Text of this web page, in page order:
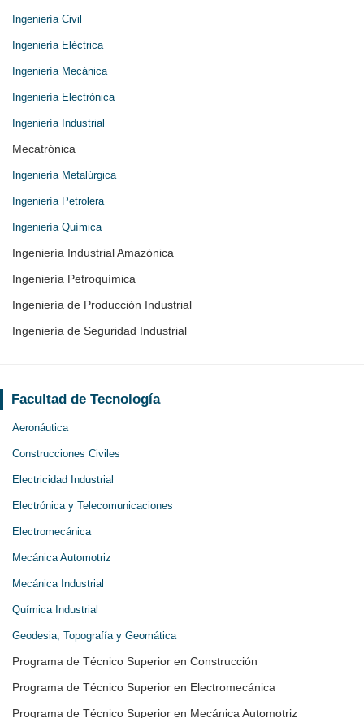
Ingeniería Civil
Ingeniería Eléctrica
Ingeniería Mecánica
Ingeniería Electrónica
Ingeniería Industrial
Mecatrónica
Ingeniería Metalúrgica
Ingeniería Petrolera
Ingeniería Química
Ingeniería Industrial Amazónica
Ingeniería Petroquímica
Ingeniería de Producción Industrial
Ingeniería de Seguridad Industrial
Facultad de Tecnología
Aeronáutica
Construcciones Civiles
Electricidad Industrial
Electrónica y Telecomunicaciones
Electromecánica
Mecánica Automotriz
Mecánica Industrial
Química Industrial
Geodesia, Topografía y Geomática
Programa de Técnico Superior en Construcción
Programa de Técnico Superior en Electromecánica
Programa de Técnico Superior en Mecánica Automotriz